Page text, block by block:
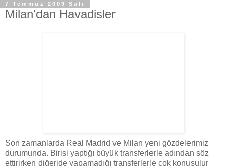
7 Temmuz 2009 Salı
Milan'dan Havadisler
Son zamanlarda Real Madrid ve Milan yeni gözdelerimiz
durumunda. Birisi yaptığı büyük transferlerle adından söz
ettirirken diğeride yapamadığı transferlerle çok konuşulur